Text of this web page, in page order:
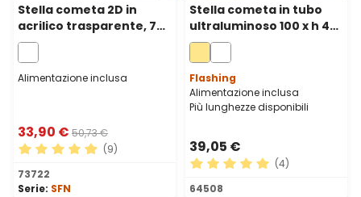
Stella cometa 2D in
acrilico trasparente, 75
cm, 140 gocce led bianco
freddo
Alimentazione inclusa
33,90 € 50,73 €
Valutazione media di 4.89 su 5 stelle
(9)
73722
Serie: SFN
Stella cometa in tubo
ultraluminoso 100 x h 40
cm, 288 led bianco caldo
Flashing
Alimentazione inclusa
Più lunghezze disponibili
39,05 €
Valutazione media di 5 su
(4)
64508